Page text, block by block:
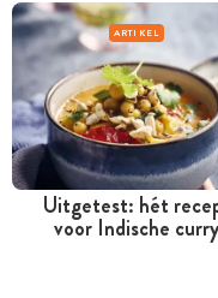
ARTIKEL
Uitgetest: hét
voor Indische curry